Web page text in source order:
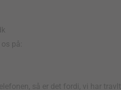
på:
så er det fordi, vi har travlt